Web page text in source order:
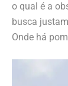
o qual é a
busca
Onde há